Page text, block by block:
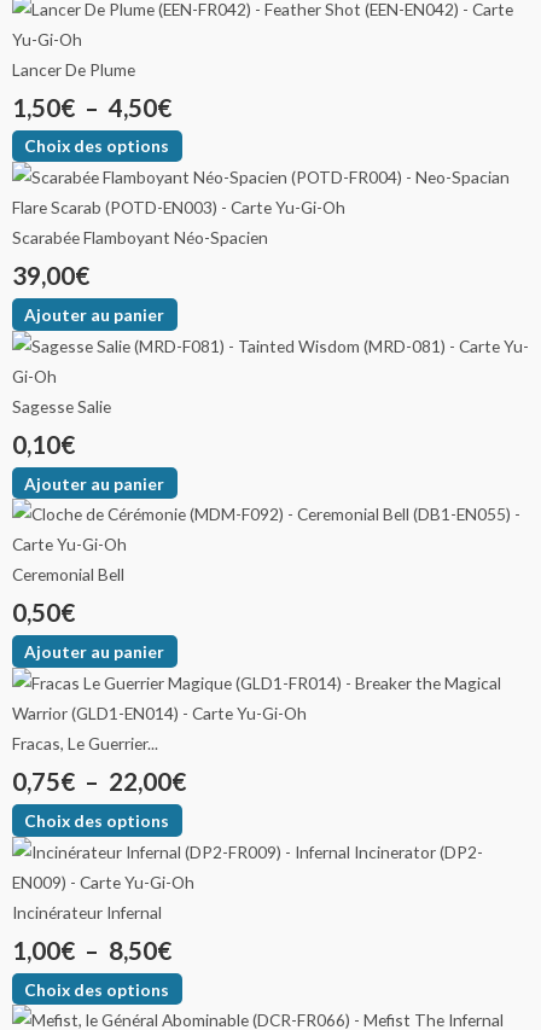
Lancer De Plume
1,50€ – 4,50€
Choix des options
Scarabée Flamboyant Néo-Spacien
39,00€
Ajouter au panier
Sagesse Salie
0,10€
Ajouter au panier
Ceremonial Bell
0,50€
Ajouter au panier
Fracas, Le Guerrier...
0,75€ – 22,00€
Choix des options
Incinérateur Infernal
1,00€ – 8,50€
Choix des options